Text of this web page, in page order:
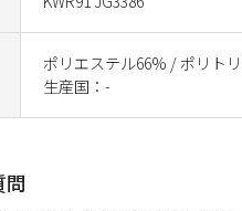
ポリエステル66% / ポリト
生産国：-